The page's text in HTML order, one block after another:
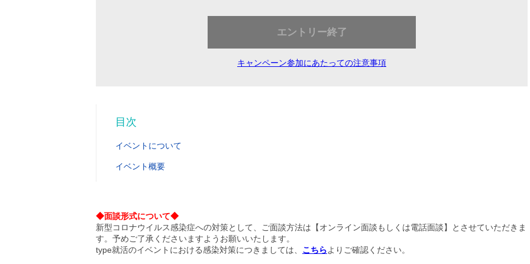
エントリー終了
キャンペーン参加にあたっての注意事項
目次
イベントについて
イベント概要
◆面談形式について◆
新型コロナウイルス感染症への対策として、ご面談方法は【オンライン面談もしくは電話面談】とさせていただきま
す。予めご了承くださいますようお願いいたします。
type就活のイベントにおける感染対策につきましては、 こちらよりご確認ください。